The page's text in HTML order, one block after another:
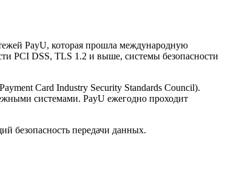
PayU, которая прошла международную
PCI DSS, TLS 1.2 и выше, системы безопасности
Card Industry Security Standards Council).
системами. PayU ежегодно проходит
безопасность передачи данных.